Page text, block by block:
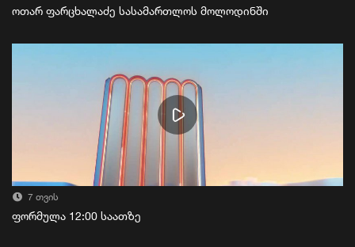
ოთარ ფარცხალაძე სასამართლოს მოლოდინში
7 თვის
ფორმულა 12:00 საათზე